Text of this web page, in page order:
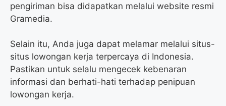
pengiriman bisa didapatkan melalui website resmi
Gramedia.
Selain itu, Anda juga dapat melamar melalui situs-
situs lowongan kerja terpercaya di Indonesia.
Pastikan untuk selalu mengecek kebenaran
informasi dan berhati-hati terhadap penipuan
lowongan kerja.